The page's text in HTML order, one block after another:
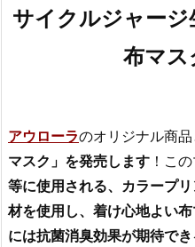
サイクルジャー
布マス
アウローラのオリジナル商品
マスク」を発売します ！こ
等に使用される、カラープ
材を使用し、着け心地よい布
には抗菌消臭効果が期待で